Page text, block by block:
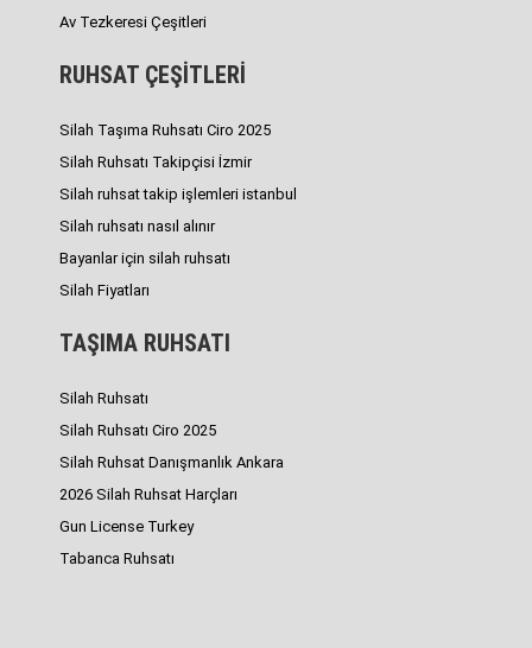
Av Tezkeresi Çeşitleri
RUHSAT ÇEŞİTLERİ
Silah Taşıma Ruhsatı Ciro 2025
Silah Ruhsatı Takipçisi İzmir
Silah ruhsat takip işlemleri istanbul
Silah ruhsatı nasıl alınır
Bayanlar için silah ruhsatı
Silah Fiyatları
TAŞIMA RUHSATI
Silah Ruhsatı
Silah Ruhsatı Ciro 2025
Silah Ruhsat Danışmanlık Ankara
2026 Silah Ruhsat Harçları
Gun License Turkey
Tabanca Ruhsatı